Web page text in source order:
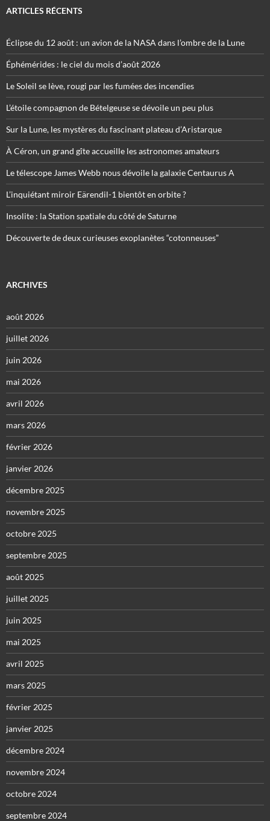
ARTICLES RÉCENTS
Éclipse du 12 août : un avion de la NASA dans l’ombre de la Lune
Éphémérides : le ciel du mois d’août 2026
Le Soleil se lève, rougi par les fumées des incendies
L’étoile compagnon de Bételgeuse se dévoile un peu plus
Sur la Lune, les mystères du fascinant plateau d’Aristarque
À Céron, un grand gîte accueille les astronomes amateurs
Le télescope James Webb nous dévoile la galaxie Centaurus A
L’inquiétant miroir Eärendil-1 bientôt en orbite ?
Insolite : la Station spatiale du côté de Saturne
Découverte de deux curieuses exoplanètes “cotonneuses”
ARCHIVES
août 2026
juillet 2026
juin 2026
mai 2026
avril 2026
mars 2026
février 2026
janvier 2026
décembre 2025
novembre 2025
octobre 2025
septembre 2025
août 2025
juillet 2025
juin 2025
mai 2025
avril 2025
mars 2025
février 2025
janvier 2025
décembre 2024
novembre 2024
octobre 2024
septembre 2024